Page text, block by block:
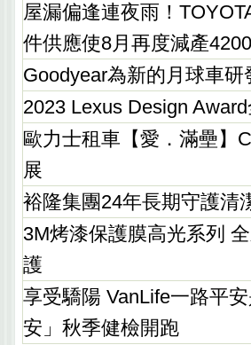
屋漏偏逢連夜雨！
件供應使8月再度減產
Goodyear為新的月球車
2023 Lexus Design
歐力士租車【愛．滿壘】
展
裕隆集團24年長期守護清
3M烤漆保護膜高光系列
護
享受驕陽 VanLife一路平
安」秋季健檢開跑